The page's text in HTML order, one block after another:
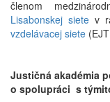
členom
Lisabonskej siete v
vzdelávacej siete
Justičná akadémia
o spolupráci s